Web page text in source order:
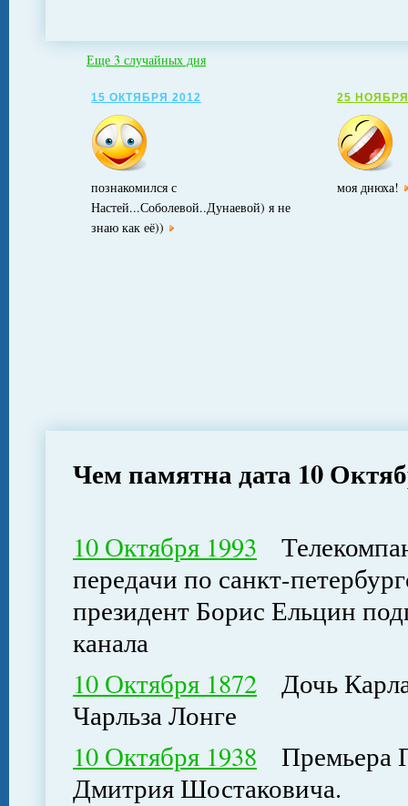
Еще 3 случайных дня
15 ОКТЯБРЯ 2012
познакомился с
Настей...Соболевой..Дунаевой) я не
знаю как её))
25 НОЯБРЯ
моя днюха!
Чем памятна дата 10
10 Октября 1993
передачи по санкт-
президент Борис Ельцин
канала
10 Октября 1872 Дочь
Чарльза Лонге
10 Октября 1938 Премьера
Дмитрия Шостаковича.